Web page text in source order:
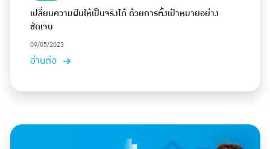
เปลี่ยนความฝันให้เป็นจริงได้ ด้วยการตั้งเป้าหมายอย่าง
ชัดเจน
09/05/2023
อ่านต่อ